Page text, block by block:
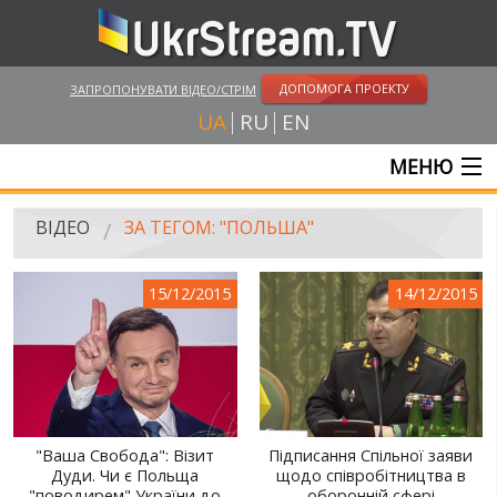
ЗАПРОПОНУВАТИ ВІДЕО/СТРІМ ДОПОМОГА ПРОЕКТУ
UA RU EN
МЕНЮ
ГОЛОВНА
UKRSTREAM.TV
ВІДЕО ЗМІ
АМАТОРСЬКЕ ВІДЕО
ХУДОЖНІ ТА ДОКУМЕНТАЛЬНІ ПРОЕКТИ
ВІДЕО ЗА ТЕГОМ: "ПОЛЬША"
15/12/2015
"Ваша Свобода": Візит
Дуди. Чи є Польща
14/12/2015
Підписання Спільної заяви
щодо співробітництва в